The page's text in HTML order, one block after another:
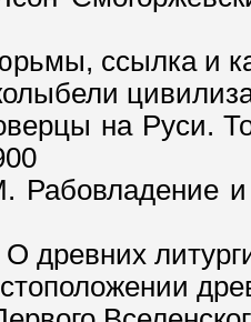
ссылка и
на Руси.
Рабовладение
древних